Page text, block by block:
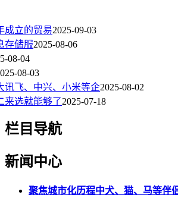
成立的贸易2025-09-03
存储服2025-08-06
08-04
08-03
讯飞、中兴、小米等企2025-08-02
来选就能够了2025-07-18
栏目导航
新闻中心
聚焦城市化历程中犬、猫、马等伴